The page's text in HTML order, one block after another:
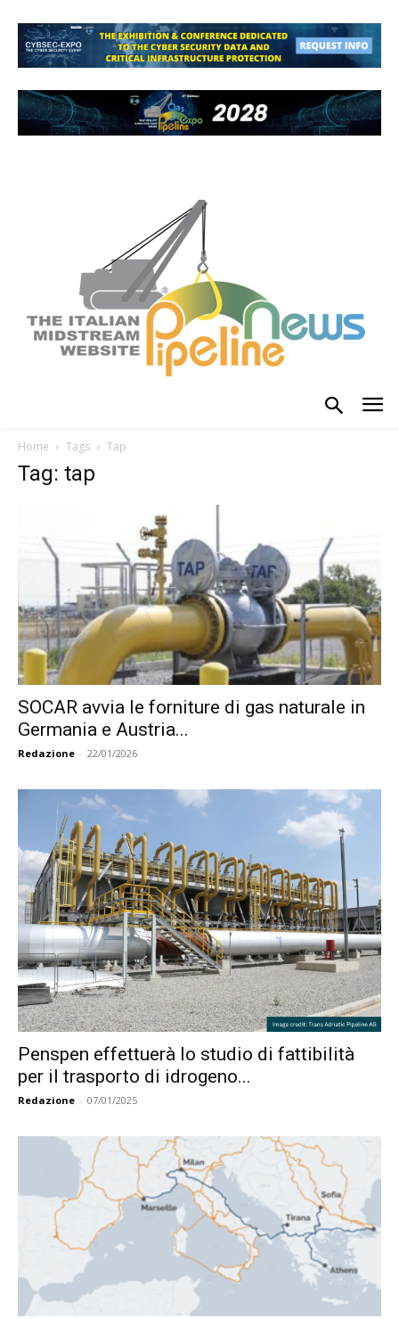
Home Tags Tap
Tag: tap
SOCAR avvia le forniture di gas naturale in
Germania e Austria...
Redazione - 22/01/2026
Penspen effettuerà lo studio di fattibilità
per il trasporto di idrogeno...
Redazione - 07/01/2025